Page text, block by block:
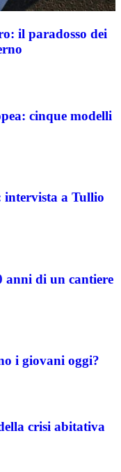
il paradosso dei
cinque modelli
intervista a Tullio
anni di un cantiere
i giovani oggi?
crisi abitativa